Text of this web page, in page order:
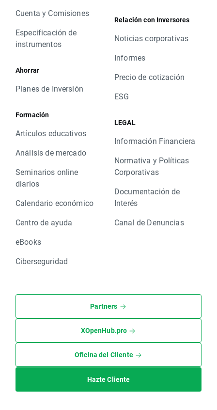
Cuenta y Comisiones
Especificación de
instrumentos
Ahorrar
Planes de Inversión
Formación
Artículos educativos
Análisis de mercado
Seminarios online
diarios
Calendario económico
Centro de ayuda
eBooks
Ciberseguridad
Relación con Inversores
Noticias corporativas
Informes
Precio de cotización
ESG
LEGAL
Información Financiera
Normativa y Políticas
Corporativas
Documentación de
Interés
Canal de Denuncias
Partners
XOpenHub.pro
Oficina del Cliente
Hazte Cliente